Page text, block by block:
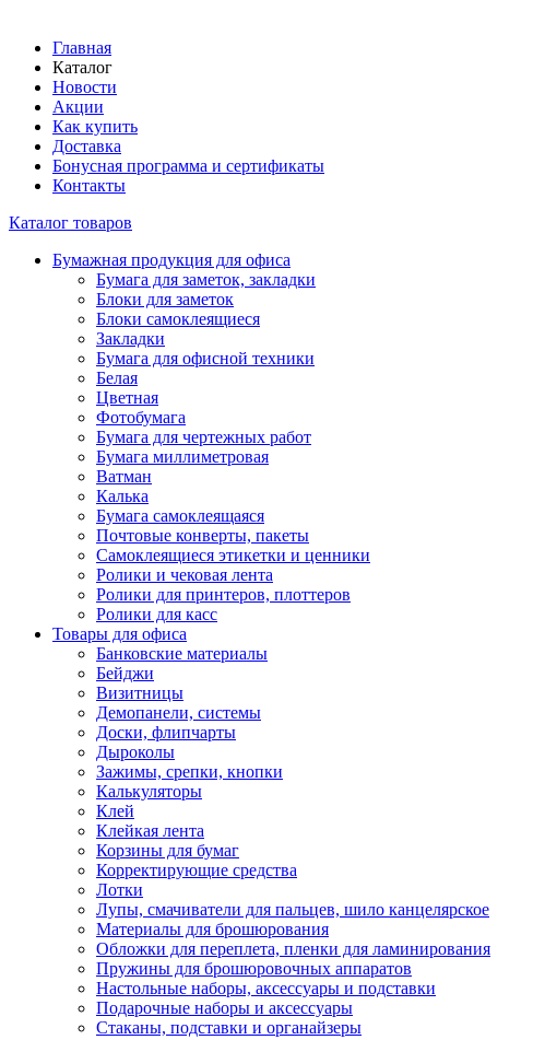
Главная
Каталог
Новости
Акции
Как купить
Доставка
Бонусная программа и сертификаты
Контакты
Каталог товаров
Бумажная продукция для офиса
Бумага для заметок, закладки
Блоки для заметок
Блоки самоклеящиеся
Закладки
Бумага для офисной техники
Белая
Цветная
Фотобумага
Бумага для чертежных работ
Бумага миллиметровая
Ватман
Калька
Бумага самоклеящаяся
Почтовые конверты, пакеты
Самоклеящиеся этикетки и ценники
Ролики и чековая лента
Ролики для принтеров, плоттеров
Ролики для касс
Товары для офиса
Банковские материалы
Бейджи
Визитницы
Демопанели, системы
Доски, флипчарты
Дыроколы
Зажимы, срепки, кнопки
Калькуляторы
Клей
Клейкая лента
Корзины для бумаг
Корректирующие средства
Лотки
Лупы, смачиватели для пальцев, шило канцелярское
Материалы для брошюрования
Обложки для переплета, пленки для ламинирования
Пружины для брошюровочных аппаратов
Настольные наборы, аксессуары и подставки
Подарочные наборы и аксессуары
Стаканы, подставки и органайзеры